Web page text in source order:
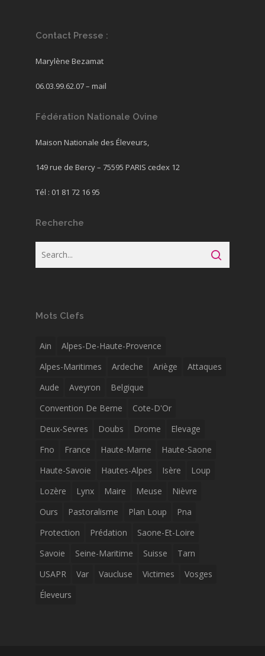
Contact Presse :
Marylène Bezamat
06.03.99.62.07 – mail
Fédération Nationale Ovine
Maison Nationale des Éleveurs,
149 rue de Bercy – 75595 PARIS cedex 12
Tél : 01 81 72 16 95
Recherche
Mots Clefs
Ain
Alpes-De-Haute-Provence
Alpes-Maritimes
Ardeche Ariège
Attaques
Aude
Aveyron
Belgique
Convention De Berne
Cote-D'Or
Deux-Sevres
Doubs Drome
Elevage
Fno
France Haute-Marne
Haute-Saone
Haute-Savoie
Hautes-Alpes Isère
Loup
Lozère
Lynx Maire Meuse
Nièvre
Ours
Pastoralisme Plan Loup
Pna
Protection
Prédation
Saone-Et-Loire
Savoie
Seine-Maritime Suisse
Tarn
USAPR
Var Vaucluse Victimes
Vosges
Éleveurs